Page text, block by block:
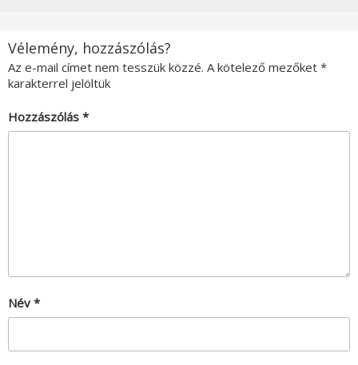
Vélemény, hozzászólás?
Az e-mail címet nem tesszük közzé. A kötelező mezőket *
karakterrel jelöltük
Hozzászólás *
Név *